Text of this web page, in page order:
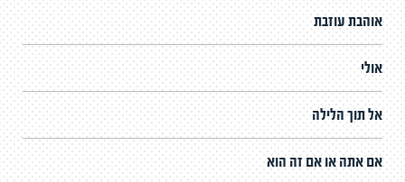
אוהבת עוזבת
אולי
אל תוך הלילה
אם אתה או אם זה הוא